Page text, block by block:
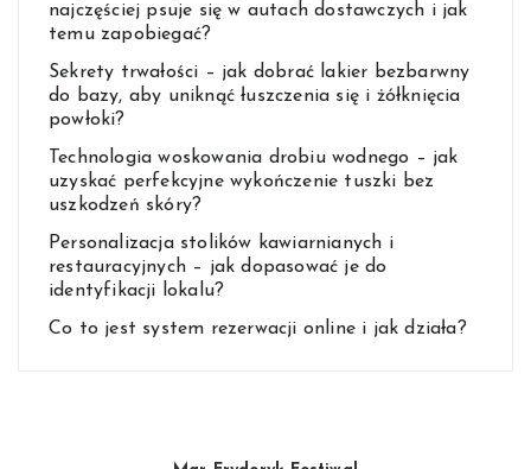
najczęściej psuje się w autach dostawczych i jak
temu zapobiegać?
Sekrety trwałości – jak dobrać lakier bezbarwny
do bazy, aby uniknąć łuszczenia się i żółknięcia
powłoki?
Technologia woskowania drobiu wodnego – jak
uzyskać perfekcyjne wykończenie tuszki bez
uszkodzeń skóry?
Personalizacja stolików kawiarnianych i
restauracyjnych – jak dopasować je do
identyfikacji lokalu?
Co to jest system rezerwacji online i jak działa?